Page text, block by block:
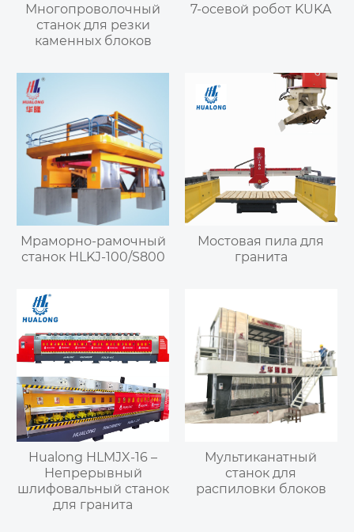
Многопроволочный
станок для резки
каменных блоков
7-осевой робот KUKA
Мраморно-рамочный
станок HLKJ-100/S800
Мостовая пила для
гранита
Hualong HLMJX-16 –
Непрерывный
шлифовальный станок
для гранита
Мультиканатный
станок для
распиловки блоков